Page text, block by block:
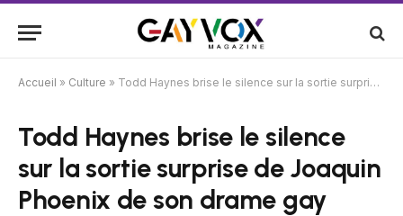
Accueil » Culture » Todd Haynes brise le silence sur la sortie surprise de Joaquin Phoenix de son drame gay
Todd Haynes brise le silence
sur la sortie surprise de Joaquin
Phoenix de son drame gay